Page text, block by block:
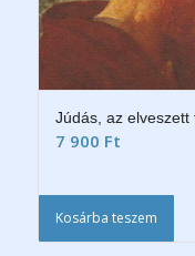
Júdás, az elveszett
7 900 Ft
Kosárba teszem